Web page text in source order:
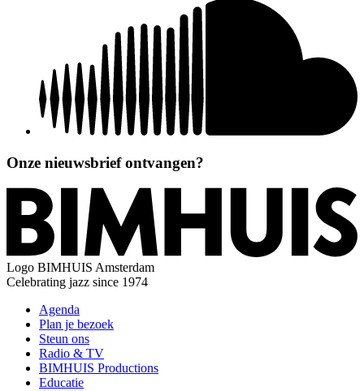
Onze nieuwsbrief ontvangen?
Logo BIMHUIS Amsterdam
Celebrating jazz since 1974
Agenda
Plan je bezoek
Steun ons
Radio & TV
BIMHUIS Productions
Educatie